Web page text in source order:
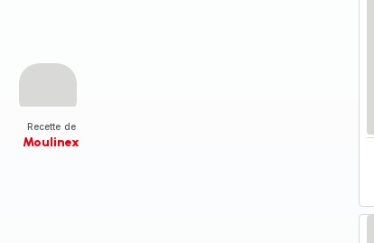
Recette de
Moulinex